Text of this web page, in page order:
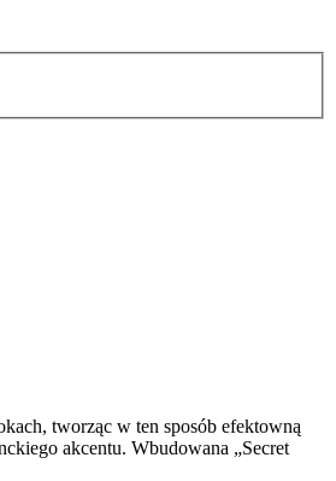
tworząc w ten sposób efektowną
akcentu. Wbudowana „Secret